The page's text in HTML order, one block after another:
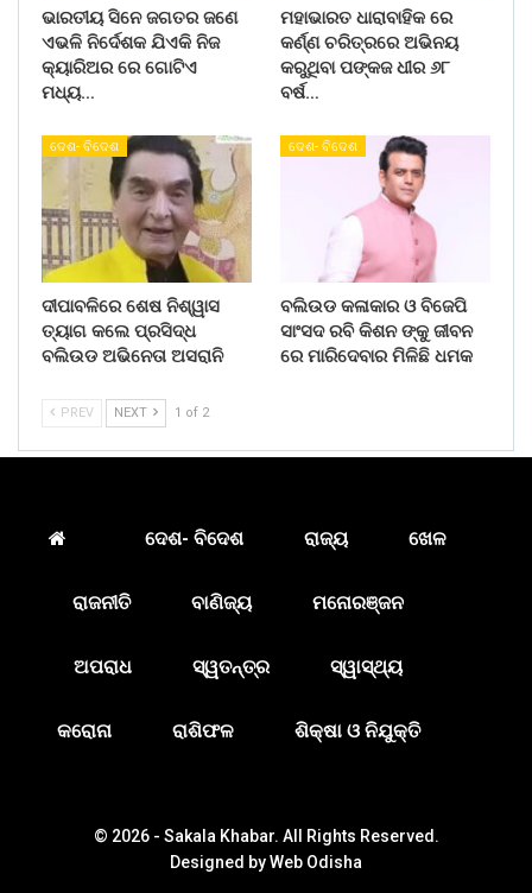
ଭାରତୀୟ ସିନେ ଜଗତର ଜଣେ
ଏଭଳି ନିର୍ଦେଶକ ଯିଏକି ନିଜ
କ୍ୟାରିଅର ରେ ଗୋଟିଏ
ମଧ୍ୟ…
ମହାଭାରତ ଧାରାବାହିକ ରେ
କର୍ଣ୍ଣ ଚରିତ୍ରରେ ଅଭିନୟ
କରୁଥିବା ପଙ୍କଜ ଧୀର ୬୮
ବର୍ଷ…
ଦେଶ- ବିଦେଶ
ଦୀପାବଳିରେ ଶେଷ ନିଶ୍ୱାସ
ତ୍ୟାଗ କଲେ ପ୍ରସିଦ୍ଧ
ବଲିଉଡ ଅଭିନେତା ଅସରାନି
ଦେଶ- ବିଦେଶ
ବଲିଉଡ କଳାକାର ଓ ବିଜେପି
ସାଂସଦ ରବି କିଶନ ଙ୍କୁ ଜୀବନ
ରେ ମାରିଦେବାର ମିଳିଛି ଧମକ
PREV NEXT 1 of 2
ଦେଶ- ବିଦେଶ ରାଜ୍ୟ ଖେଳ
ରାଜନୀତି ବାଣିଜ୍ୟ ମନୋରଞ୍ଜନ
ଅପରାଧ ସ୍ୱତନ୍ତ୍ର ସ୍ୱାସ୍ଥ୍ୟ
କରୋନା ରାଶିଫଳ ଶିକ୍ଷା ଓ ନିଯୁକ୍ତି
© 2026 - Sakala Khabar. All Rights Reserved.
Designed byWeb Odisha